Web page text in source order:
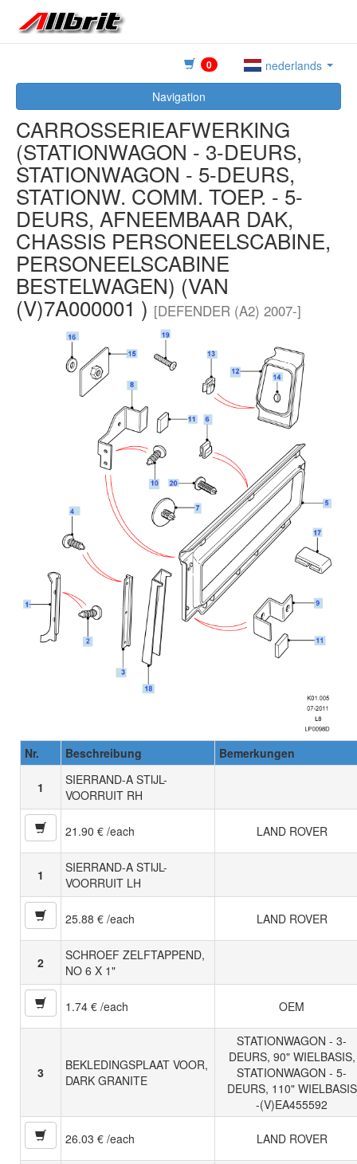
0
nederlands
Navigation
CARROSSERIEAFWERKING
(STATIONWAGON - 3-DEURS,
STATIONWAGON - 5-DEURS,
STATIONW. COMM. TOEP. - 5-
DEURS, AFNEEMBAAR DAK,
CHASSIS PERSONEELSCABINE,
PERSONEELSCABINE
BESTELWAGEN) (VAN
(V)7A000001 ) [DEFENDER (A2) 2007-]
Nr. Beschreibung Bemerkungen
1
SIERRAND-A STIJL-
VOORRUIT RH
21.90 € /each LAND ROVER
1
SIERRAND-A STIJL-
VOORRUIT LH
25.88 € /each LAND ROVER
2
SCHROEF ZELFTAPPEND,
NO 6 X 1"
1.74 € /each OEM
3
BEKLEDINGSPLAAT VOOR,
DARK GRANITE
STATIONWAGON - 3-
DEURS, 90" WIELBASIS,
STATIONWAGON - 5-
DEURS, 110" WIELBASIS
-(V)EA455592
26.03 € /each LAND ROVER